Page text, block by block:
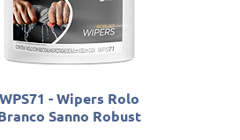
WPS71 - Wipers Rolo
Sanno Robust